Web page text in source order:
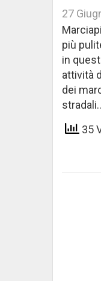
27
più
in
attività
dei
35